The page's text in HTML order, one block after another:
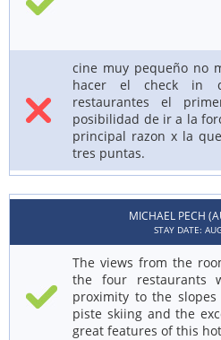
cine muy pequeño no
hacer el check in
restaurantes el
posibilidad de ir a la
principal razon x la
tres puntas.
MICHAEL PECH
STAY DATE:
The views from the
the four restaurants
proximity to the
piste skiing and the
great features of this